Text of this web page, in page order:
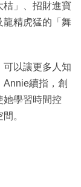
桔」、招財進寶
龍精虎猛的「舞
可以讓更多人知
續指，創
她學習時間控
。